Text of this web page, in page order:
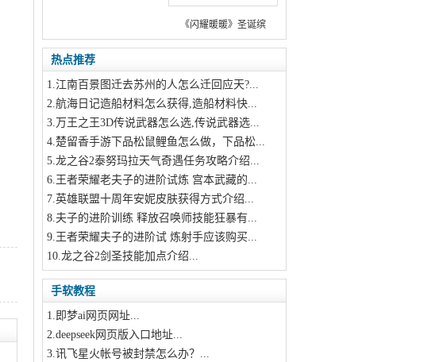
《闪耀暖暖》圣诞缤
热点推荐
1.江南百景图迁去苏州的人怎么迁回应天?...
2.航海日记造船材料怎么获得,造船材料快...
3.万王之王3D传说武器怎么选,传说武器选...
4.楚留香手游下品松鼠鲤鱼怎么做，下品松...
5.龙之谷2泰努玛拉天气奇遇任务攻略介绍...
6.王者荣耀老夫子的进阶试炼 宫本武藏的...
7.英雄联盟十周年安妮皮肤获得方式介绍...
8.夫子的进阶训练 释放召唤师技能狂暴有...
9.王者荣耀夫子的进阶试 炼射手应该购买...
10.龙之谷2剑圣技能加点介绍...
手软教程
1.即梦ai网页网址...
2.deepseek网页版入口地址...
3.讯飞星火帐号被封禁怎么办？...